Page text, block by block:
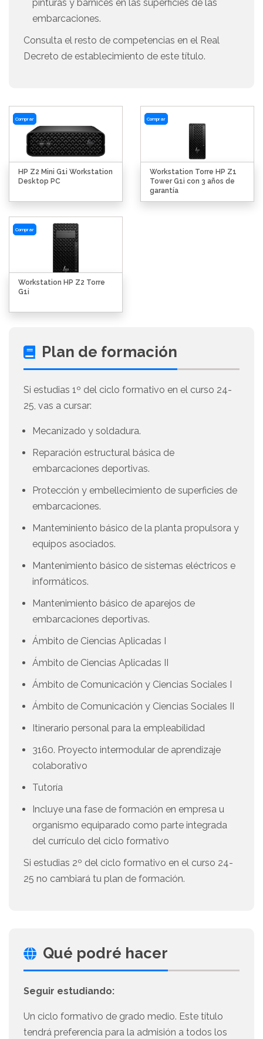
pinturas y barnices en las superficies de las
embarcaciones.
Consulta el resto de competencias en el Real
Decreto de establecimiento de este título.
Comprar
HP Z2 Mini G1i Workstation
Desktop PC
Comprar
Workstation Torre HP Z1
Tower G1i con 3 años de
garantía
Comprar
Workstation HP Z2 Torre
G1i
Plan de formación
Si estudias 1º del ciclo formativo en el curso 24-
25, vas a cursar:
Mecanizado y soldadura.
Reparación estructural básica de
embarcaciones deportivas.
Protección y embellecimiento de superficies de
embarcaciones.
Manteminiento básico de la planta propulsora y
equipos asociados.
Mantenimiento básico de sistemas eléctricos e
informáticos.
Mantenimiento básico de aparejos de
embarcaciones deportivas.
Ámbito de Ciencias Aplicadas I
Ámbito de Ciencias Aplicadas II
Ámbito de Comunicación y Ciencias Sociales I
Ámbito de Comunicación y Ciencias Sociales II
Itinerario personal para la empleabilidad
3160. Proyecto intermodular de aprendizaje
colaborativo
Tutoría
Incluye una fase de formación en empresa u
organismo equiparado como parte integrada
del currículo del ciclo formativo
Si estudias 2º del ciclo formativo en el curso 24-
25 no cambiará tu plan de formación.
Qué podré hacer
Seguir estudiando:
Un ciclo formativo de grado medio. Este título
tendrá preferencia para la admisión a todos los